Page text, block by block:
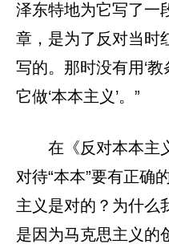
泽东特地为它写了一
章，是为了反对当时
写的。那时没有用‘教
它做‘本本主义’。”
在《反对本本主
对待“本本”要有正确
主义是对的？为什么
是因为马克思主义的